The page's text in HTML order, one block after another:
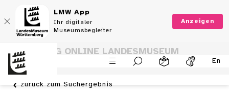
LMW App
Ihr digitaler
Museumsbegleiter
Anzeigen
En
SAMMLUNG ONLINE LANDESMUSEUM
WÜRTTEMBERG
zurück zum Suchergebnis